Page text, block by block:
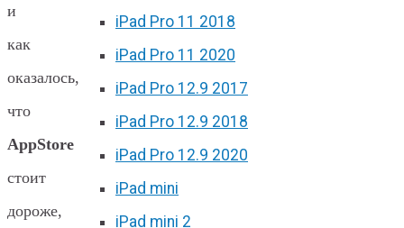
iPad Pro 11 2018
iPad Pro 11 2020
iPad Pro 12.9 2017
iPad Pro 12.9 2018
iPad Pro 12.9 2020
iPad mini
iPad mini 2
и
как
оказалось,
что
AppStore
стоит
дороже,